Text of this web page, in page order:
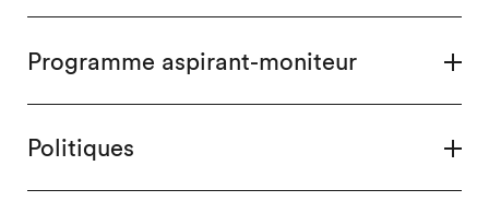
Programme aspirant-moniteur
Politiques